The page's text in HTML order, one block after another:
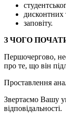
дисконтних
заповіту.
З ЧОГО
Першочергово,
про те, що він
Проставлення
Звертаємо Вашу
відповідальності.